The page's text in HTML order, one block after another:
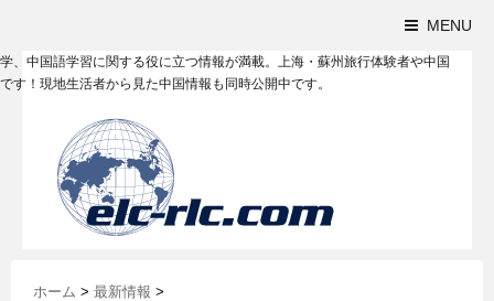
MENU
、中国語学習に関する役に立つ情報が満載。上海・蘇州旅行体験者や中国
す！現地生活者から見た中国情報も同時公開中です。
ホーム > 最新情報 >